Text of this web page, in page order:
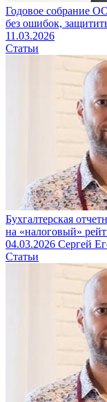
Годовое собрание
без ошибок,
11.03.2026
Статьи
Бухгалтерская
на «налоговый»
04.03.2026 Сергей
Статьи